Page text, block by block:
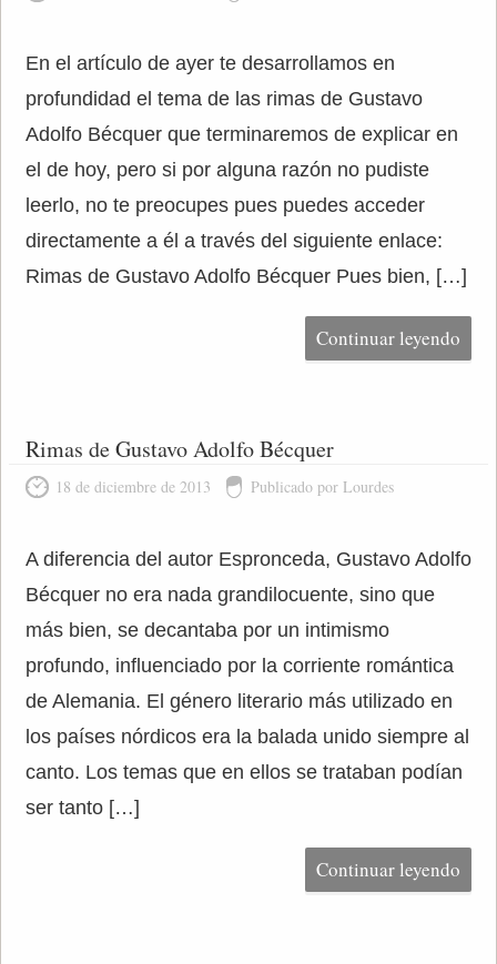
En el artículo de ayer te desarrollamos en
profundidad el tema de las rimas de Gustavo
Adolfo Bécquer que terminaremos de explicar en
el de hoy, pero si por alguna razón no pudiste
leerlo, no te preocupes pues puedes acceder
directamente a él a través del siguiente enlace:
Rimas de Gustavo Adolfo Bécquer Pues bien, […]
Continuar leyendo
Rimas de Gustavo Adolfo Bécquer
18 de diciembre de 2013 Publicado por Lourdes
A diferencia del autor Espronceda, Gustavo Adolfo
Bécquer no era nada grandilocuente, sino que
más bien, se decantaba por un intimismo
profundo, influenciado por la corriente romántica
de Alemania. El género literario más utilizado en
los países nórdicos era la balada unido siempre al
canto. Los temas que en ellos se trataban podían
ser tanto […]
Continuar leyendo